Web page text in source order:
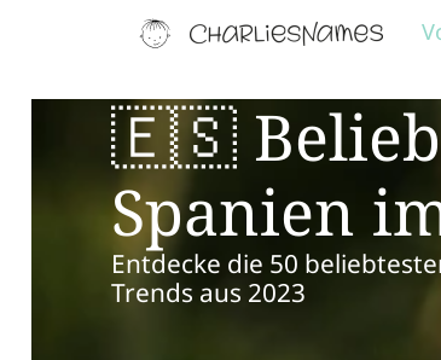
🇪🇸
Spanien
Entdecke die 50
Trends aus 2023